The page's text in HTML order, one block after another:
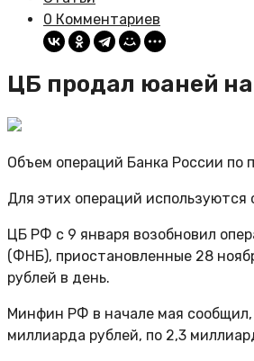
0 Комментариев
ЦБ продал юаней
Объем операций Банка России по
Для этих операций используются
ЦБ РФ с 9 января возобновил
(ФНБ), приостановленные 28
рублей в день.
Минфин РФ в начале мая сообщил,
миллиарда рублей, по 2,3